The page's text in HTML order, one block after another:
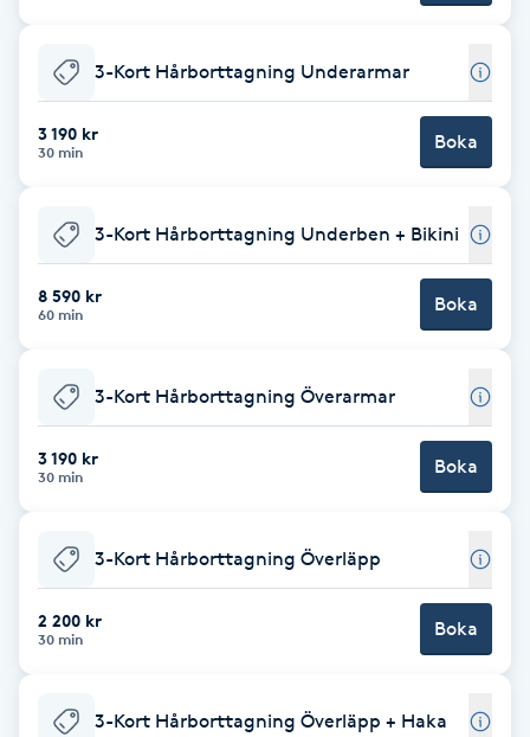
Healing
Herrklippning
Hot Stone Massage
Hot yoga
Hudföryngring
Huduppstramning
Hyaluronsyra
3-Kort Hårborttagning Underarmar
3 190 kr
30 min Boka
3-Kort Hårborttagning Underben + Bikini
8 590 kr
60 min Boka
3-Kort Hårborttagning Överarmar
3 190 kr
30 min Boka
3-Kort Hårborttagning Överläpp
2 200 kr
30 min Boka
3-Kort Hårborttagning Överläpp + Haka